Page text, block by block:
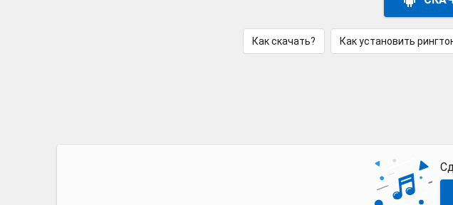
Как скачать? Как установить